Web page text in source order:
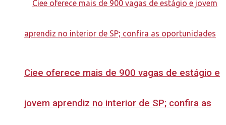
Ciee oferece mais de 900 vagas de estágio e
jovem aprendiz no interior de SP; confira as